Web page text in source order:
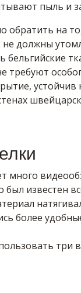
пыль и
обратить на
не должны
требуют
устойчив
много
известен
более
три